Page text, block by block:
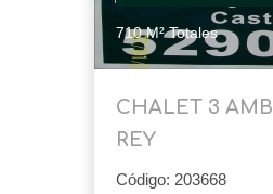
710 M² Totales
CHALET 3
REY
Código: 203668